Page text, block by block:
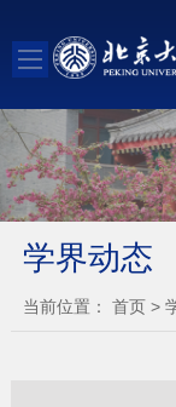
学界动态
当前位置： 首页>